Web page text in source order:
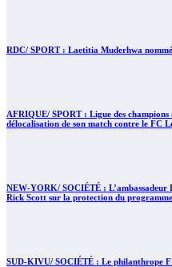
RDC/ SPORT : Laetitia Muderhwa
AFRIQUE/ SPORT : Ligue des
délocalisation de son match contre le FC
NEW-YORK/ SOCIÉTÉ : L’ambassadeur
Rick Scott sur la protection du
SUD-KIVU/ SOCIÉTÉ : Le philanthrope